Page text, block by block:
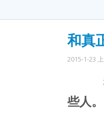
和真
2015-1-23
些人。